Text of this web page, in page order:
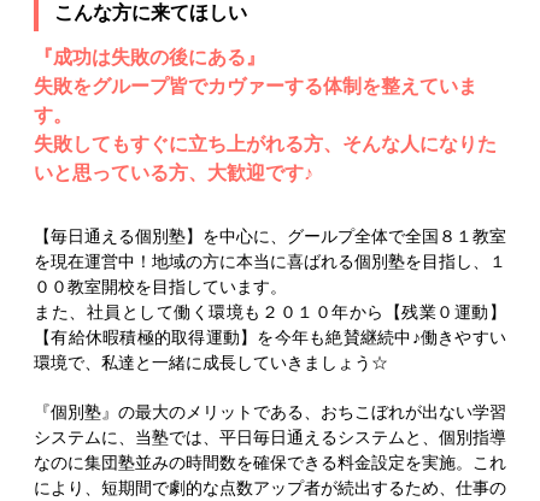
こんな方に来てほしい
『成功は失敗の後にある』
失敗をグループ皆でカヴァーする体制を整えていま
す。
失敗してもすぐに立ち上がれる方、そんな人になりた
いと思っている方、大歓迎です♪
【毎日通える個別塾】を中心に、グールプ全体で全国８１教室
を現在運営中！地域の方に本当に喜ばれる個別塾を目指し、１
００教室開校を目指しています。
また、社員として働く環境も２０１０年から【残業０運動】
【有給休暇積極的取得運動】を今年も絶賛継続中♪働きやすい
環境で、私達と一緒に成長していきましょう☆
『個別塾』の最大のメリットである、おちこぼれが出ない学習
システムに、当塾では、平日毎日通えるシステムと、個別指導
なのに集団塾並みの時間数を確保できる料金設定を実施。これ
により、短期間で劇的な点数アップ者が続出するため、仕事の